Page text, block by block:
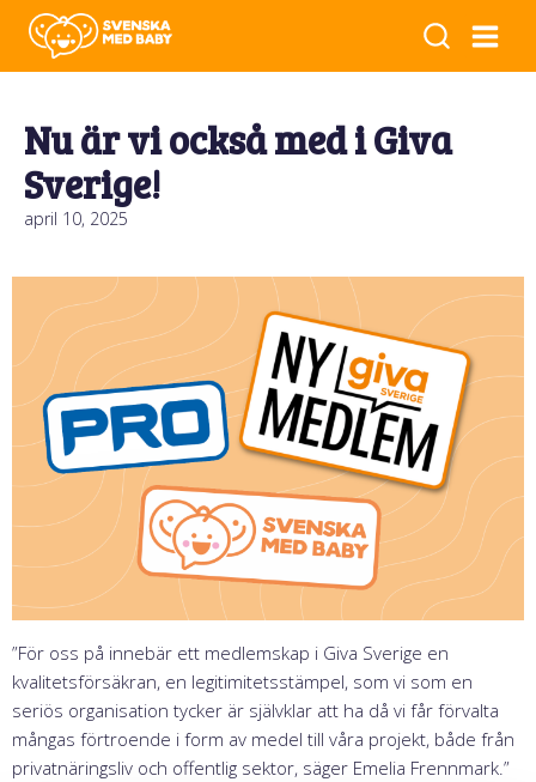
Nu är vi också med i Giva
Sverige!
april 10, 2025
”För oss på innebär ett medlemskap i Giva Sverige en
kvalitetsförsäkran, en legitimitetsstämpel, som vi som en
seriös organisation tycker är självklar att ha då vi får förvalta
mångas förtroende i form av medel till våra projekt, både från
privatnäringsliv och offentlig sektor, säger Emelia Frennmark.”